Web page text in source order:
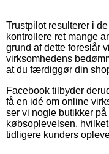
Trustpilot resulterer i
kontrollere ret mange
grund af dette foreslår
virksomhedens
at du færdiggør din
Facebook tilbyder
få en idé om online
ser vi nogle butikker
købsoplevelsen,
tidligere kunders